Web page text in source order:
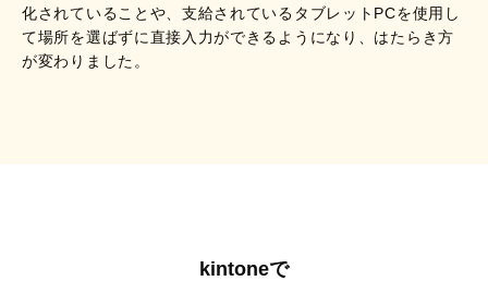
化されていることや、支給されているタブレットPCを使用し
て場所を選ばずに直接入力ができるようになり、はたらき方
が変わりました。
kintoneで